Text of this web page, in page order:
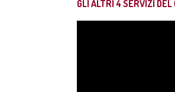
GLI ALTRI 4SERVIZI DEL